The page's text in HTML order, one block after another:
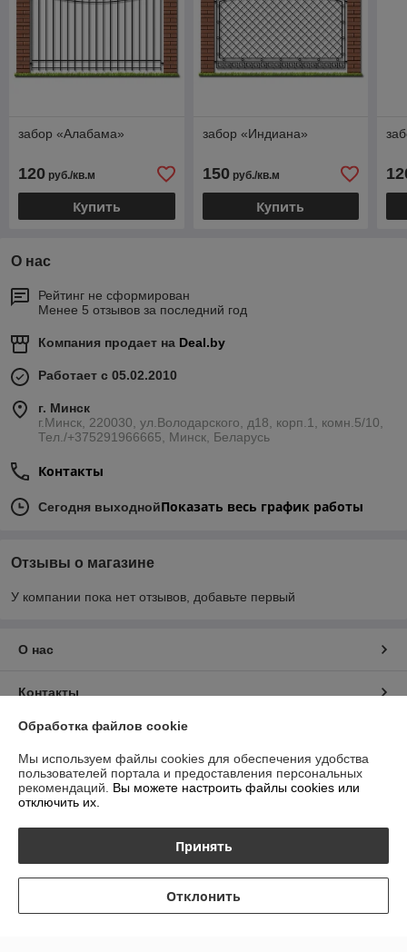
забор «Алабама»
120 руб./кв.м
Купить
забор «Индиана»
150руб./кв.м
Купить
О нас
Рейтинг не сформирован
Менее 5 отзывов за последний год
Компания продает на Deal.by
Работает с 05.02.2010
г. Минск
г.Минск, 220030, ул.Володарского, д18, корп.1, комн.5/10,
Тел./+375291966665, Минск, Беларусь
Контакты
Сегодня выходнойПоказать весь график работы
Отзывы о магазине
У компании пока нет отзывов, добавьте первый
О нас
Контакты
Доставка и оплата
График работы
Политика обработки cookies
Сайт создан на платформе Deal.by
Обработка файлов cookie
Мы используем файлы cookies для обеспечения удобства
пользователей портала и предоставления персональных
рекомендаций. Вы можете настроить файлы cookies или
отключить их.
Принять
Отклонить